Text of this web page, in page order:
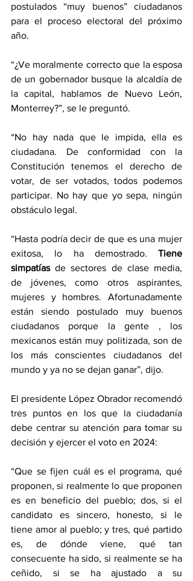
postulados “muy buenos” ciudadanos
para el proceso electoral del próximo
año.
“¿Ve moralmente correcto que la esposa
de un gobernador busque la alcaldía de
la capital, hablamos de Nuevo León,
Monterrey?”, se le preguntó.
“No hay nada que le impida, ella es
ciudadana. De conformidad con la
Constitución tenemos el derecho de
votar, de ser votados, todos podemos
participar. No hay que yo sepa, ningún
obstáculo legal.
“Hasta podría decir de que es una mujer
exitosa, lo ha demostrado. Tiene
simpatías de sectores de clase media,
de jóvenes, como otros aspirantes,
mujeres y hombres. Afortunadamente
están siendo postulado muy buenos
ciudadanos porque la gente , los
mexicanos están muy politizada, son de
los más conscientes ciudadanos del
mundo y ya no se dejan ganar”, dijo.
El presidente López Obrador recomendó
tres puntos en los que la ciudadanía
debe centrar su atención para tomar su
decisión y ejercer el voto en 2024:
“Que se fijen cuál es el programa, qué
proponen, si realmente lo que proponen
es en beneficio del pueblo; dos, si el
candidato es sincero, honesto, si le
tiene amor al pueblo; y tres, qué partido
es, de dónde viene, qué tan
consecuente ha sido, si realmente se ha
ceñido, si se ha ajustado a su